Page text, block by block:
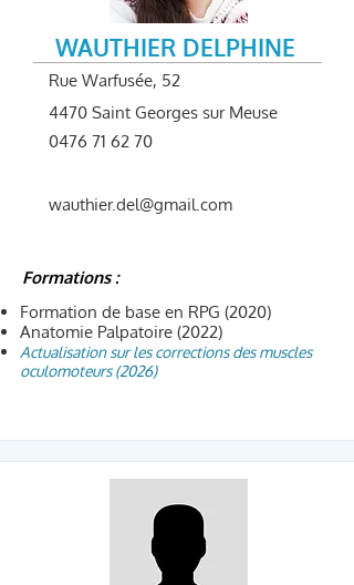
WAUTHIER DELPHINE
Rue Warfusée, 52
4470 Saint Georges sur Meuse
0476 71 62 70
wauthier.del@gmail.com
Formations :
Formation de base en RPG (2020)
Anatomie Palpatoire (2022)
Actualisation sur les corrections des muscles
oculomoteurs (2026)